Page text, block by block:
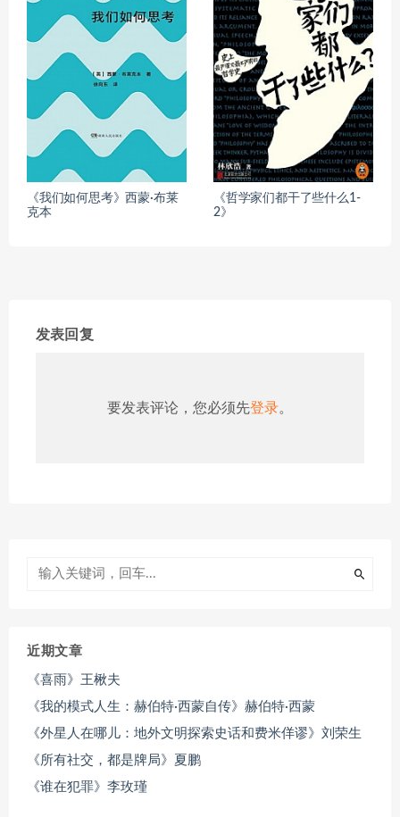
《我们如何思考》西蒙·布莱
克本
《哲学家们都干了些什么1-
2》
发表回复
要发表评论，您必须先登录。
近期文章
《喜雨》王楸夫
《我的模式人生：赫伯特·西蒙自传》赫伯特·西蒙
《外星人在哪儿：地外文明探索史话和费米佯谬》刘荣生
《所有社交，都是牌局》夏鹏
《谁在犯罪》李玫瑾